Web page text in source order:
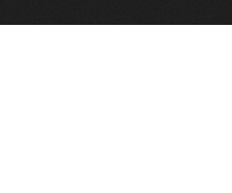
सेक्स संबंधित रोग एवं उपचार की